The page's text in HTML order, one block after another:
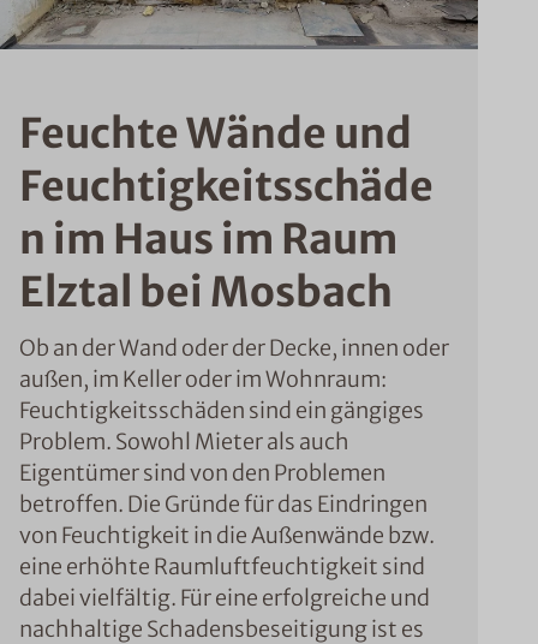
Feuchte Wände und
Feuchtigkeitsschäde
n im Haus im Raum
Elztal bei Mosbach
Ob an der Wand oder der Decke, innen oder
außen, im Keller oder im Wohnraum:
Feuchtigkeitsschäden sind ein gängiges
Problem. Sowohl Mieter als auch
Eigentümer sind von den Problemen
betroffen. Die Gründe für das Eindringen
von Feuchtigkeit in die Außenwände bzw.
eine erhöhte Raumluftfeuchtigkeit sind
dabei vielfältig. Für eine erfolgreiche und
nachhaltige Schadensbeseitigung ist es